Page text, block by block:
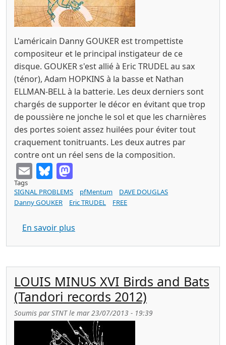
L'américain Danny GOUKER est trompettiste
compositeur et le principal instigateur de ce
disque. GOUKER s'est allié à Eric TRUDEL au sax
(ténor), Adam HOPKINS à la basse et Nathan
ELLMAN-BELL à la batterie. Les deux derniers sont
chargés de supporter le décor en évitant que trop
de poussière ne jonche le sol et que les charnières
des portes soient assez huilées pour éviter tout
craquement tonitruants. Les deux autres par
contre ont un réel sens de la composition.
EmailBluesky
Tags
SIGNAL PROBLEMS
pfMentum
DAVE DOUGLAS
Danny GOUKER
Eric TRUDEL FREE
En savoir plus
LOUIS MINUS XVI Birds and Bats
(Tandori records 2012)
Soumis parSTNTle mar 23/07/2013 - 19:39